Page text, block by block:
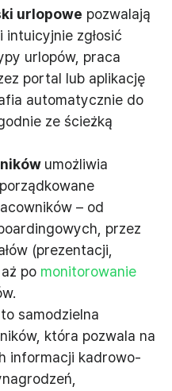
urlopowe pozwalają
intuicyjnie zgłosić
urlopów, praca
portal lub aplikację
automatycznie do
ze ścieżką
umożliwia
– od
przez
(prezentacji,
po monitorowanie
to samodzielna
która pozwala na
informacji kadrowo-